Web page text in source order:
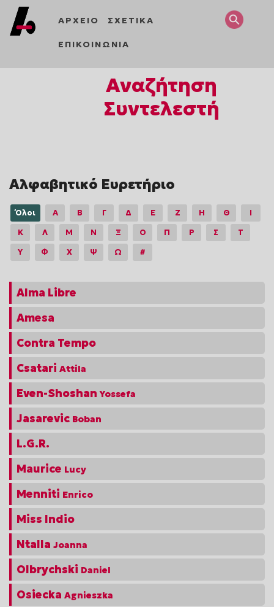
ΑΡΧΕΙΟ ΣΧΕΤΙΚΑ
ΕΠΙΚΟΙΝΩΝΙΑ
Αναζήτηση
Συντελεστή
Αλφαβητικό Ευρετήριο
Όλοι Α Β Γ Δ Ε Ζ Η Θ
Ι
Κ
Λ Μ Ν Ξ Ο Π Ρ Σ
Τ
Υ
Φ Χ Ψ Ω #
Alma Libre
Amesa
Contra Tempo
Csatari Attila
Even-Shoshan Yossefa
Jasarevic Boban
L.G.R.
Maurice Lucy
Menniti Enrico
Miss Indio
Ntalla Joanna
Olbrychski Daniel
Osiecka Agnieszka